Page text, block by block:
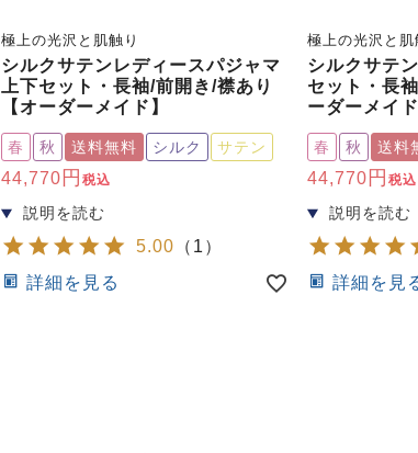
極上の光沢と肌触り
シルクサテンレディースパジャマ
上下セット・長袖/前開き/襟あり
【オーダーメイド】
春 秋 送料無料 シルク サテン
44,770 税込
5.00 （ 1 ）
詳細を見る
極上の光沢と肌
シルクサテ
セット・長
ーダーメイド
春 秋 送料
44,770 税込
詳細を見